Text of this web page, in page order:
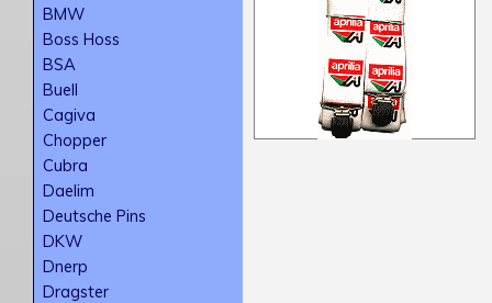
BMW
Boss Hoss
BSA
Buell
Cagiva
Chopper
Cubra
Daelim
Deutsche Pins
DKW
Dnerp
Dragster